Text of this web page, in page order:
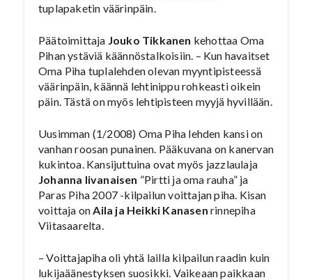
tuplapaketin väärinpäin.
Päätoimittaja Jouko Tikkanen kehottaa Oma
Pihan ystäviä käännöstalkoisiin. – Kun havaitset
Oma Piha tuplalehden olevan myyntipisteessä
väärinpäin, käännä lehtinippu rohkeasti oikein
päin. Tästä on myös lehtipisteen myyjä hyvillään.
Uusimman (1/2008) Oma Piha lehden kansi on
vanhan roosan punainen. Pääkuvana on kanervan
kukintoa. Kansijuttuina ovat myös jazzlaulaja
Johanna Iivanaisen ”Pirtti ja oma rauha” ja
Paras Piha 2007 -kilpailun voittajan piha. Kisan
voittaja onAila ja Heikki Kanasenrinnepiha
Viitasaarelta.
– Voittajapiha oli yhtä lailla kilpailun raadin kuin
lukijaäänestyksen suosikki. Vaikeaan paikkaan